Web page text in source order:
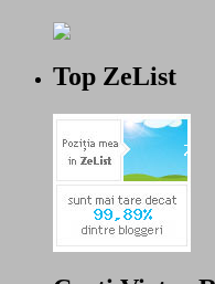
Top ZeList